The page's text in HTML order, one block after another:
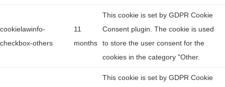
cookielawinfo-
checkbox-others
11
months
This cookie is set by GDPR Cookie
Consent plugin. The cookie is used
to store the user consent for the
cookies in the category "Other.
This cookie is set by GDPR Cookie